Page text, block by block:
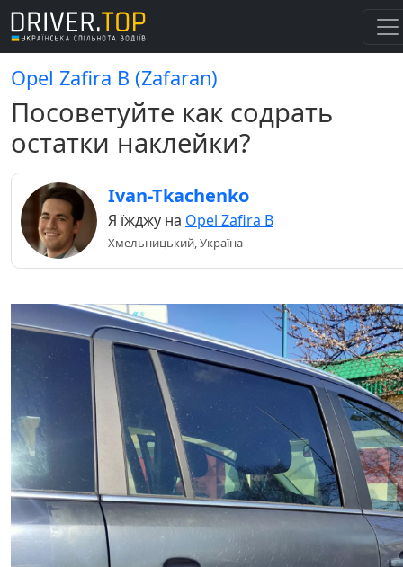
Opel Zafira B (Zafaran)
Посоветуйте как содрать
остатки наклейки?
Ivan-Tkachenko
Я їжджу на Opel Zafira B
Хмельницький, Україна